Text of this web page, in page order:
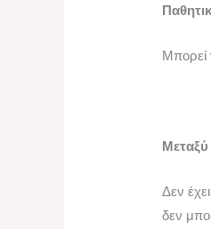
Μπορεί
Δεν
δεν